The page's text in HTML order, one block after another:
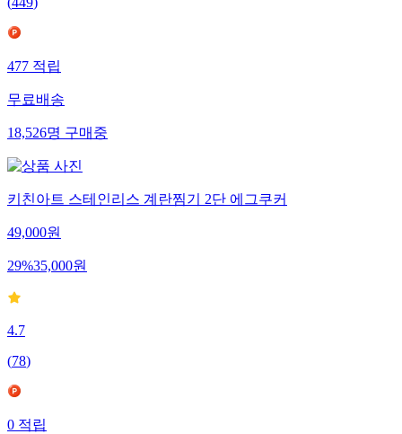
477 적립
무료배송
18,526명 구매중
키친아트 스테인리스 계란찜기 2단 에그쿠커
49,000원
29%35,000원
4.7
(78)
0 적립